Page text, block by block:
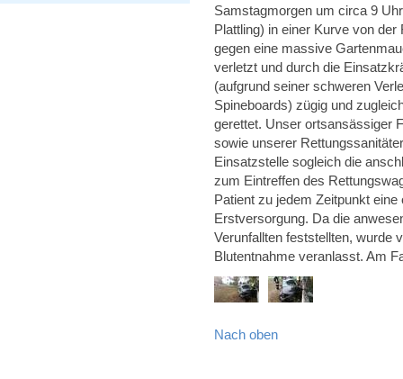
Samstagmorgen um circa 9
Plattling) in einer Kurve von
gegen eine massive
verletzt und durch die
(aufgrund seiner schweren
Spineboards) zügig und
gerettet. Unser ortsansässiger
sowie unserer
Einsatzstelle sogleich die
zum Eintreffen des
Patient zu jedem Zeitpunkt
Erstversorgung. Da die
Verunfallten feststellten, wurde
Blutentnahme veranlasst. Am
Nach oben